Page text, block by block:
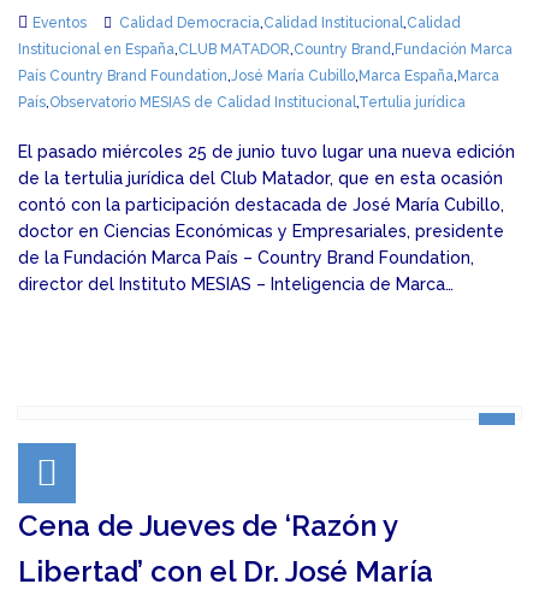
Eventos Calidad Democracia,Calidad Institucional,Calidad
Institucional en España,CLUB MATADOR,Country Brand, Fundación Marca
País Country Brand Foundation,José María Cubillo, Marca España, Marca
País,Observatorio MESIAS de Calidad Institucional,Tertulia jurídica
El pasado miércoles 25 de junio tuvo lugar una nueva edición
de la tertulia jurídica del Club Matador, que en esta ocasión
contó con la participación destacada de José María Cubillo,
doctor en Ciencias Económicas y Empresariales, presidente
de la Fundación Marca País – Country Brand Foundation,
director del Instituto MESIAS – Inteligencia de Marca…
Cena de Jueves de ‘Razón y
Libertad’ con el Dr. José María